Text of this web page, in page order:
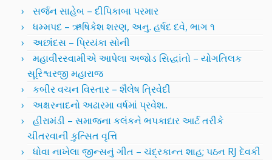
સર્જન સાહેબ – દીપિકાબા પરમાર
ધમ્મપદ – ઋષિકેશ શરણ, અનુ. હર્ષદ દવે, ભાગ ૧
અછાંદસ – પ્રિયંકા સોની
મહાવીરસ્વામીએ આપેલા અજોડ સિદ્ધાંતો – યોગતિલક
સૂરિશ્વરજી મહારાજ
કબીર વચન વિસ્તાર – શૈલેષ ત્રિવેદી
અક્ષરનાદનો અઢારમા વર્ષમાં પ્રવેશ..
હીરામંડી – સમાજના કલંકને ભપકાદાર આર્ટ તરીકે
ચીતરવાની કુત્સિત વૃત્તિ
ધોવા નાખેલા જીન્સનું ગીત – ચંદ્રકાન્ત શાહ; પઠન RJ દેવકી